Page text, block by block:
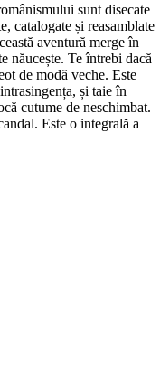
sunt disecate
catalogate și reasamblate
aventură merge în
năucește. Te întrebi dacă
de modă veche. Este
și taie în
cutume de neschimbat.
Este o integrală a